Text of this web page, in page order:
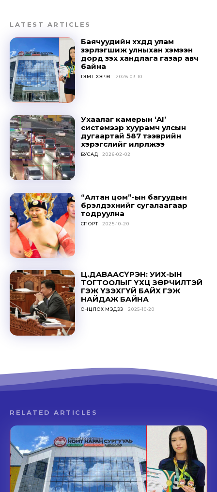
LATEST ARTICLES
Баячуудийн хүүхдүүд улам
зэрлэгшиж улныхан хэмээн
дорд үзэх хандлага газар авч
байна
ГЭМТ ХЭРЭГ 2026-03-10
Ухаалаг камерын ‘AI’
системээр хуурамч улсын
дугаартай 587 тээврийн
хэрэгслийг илрүүлжээ
БУСАД 2026-02-02
“Алтан цом”-ын багуудын
бүрэлдэхүүнийг сугалаагаар
тодруулна
СПОРТ 2025-10-20
Ц.ДАВААСҮРЭН: УИХ-ЫН
ТОГТООЛЫГ ҮХЦ ЗӨРЧИЛТЭЙ
ГЭЖ ҮЗЭХГҮЙ БАЙХ ГЭЖ
НАЙДАЖ БАЙНА
ОНЦЛОХ МЭДЭЭ 2025-10-20
RELATED ARTICLES